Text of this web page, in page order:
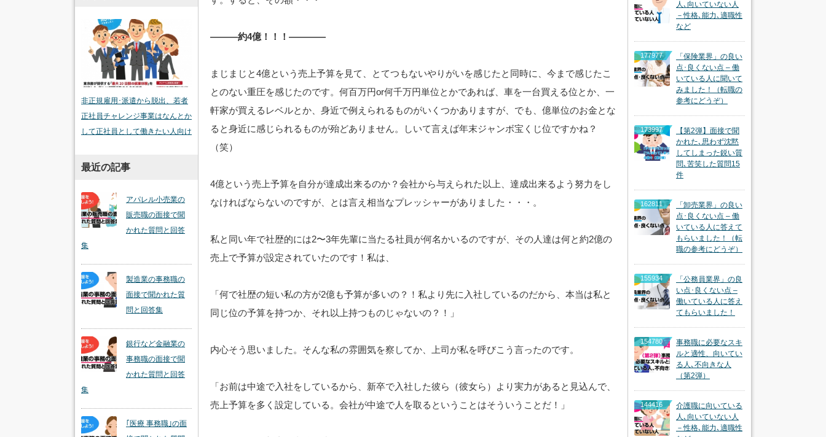
―――約4億！！！――――
まじまじと4億という売上予算を見て、とてつもないやりがいを感じたと同時に、今まで感じたこ
とのない重圧を感じたのです。何百万円or何千万円単位とかであれば、車を一台買える位とか、一
軒家が買えるレベルとか、身近で例えられるものがいくつかありますが、でも、億単位のお金とな
ると身近に感じられるものが殆どありません。しいて言えば年末ジャンボ宝くじ位ですかね？
（笑）
4億という売上予算を自分が達成出来るのか？会社から与えられた以上、達成出来るよう努力をし
なければならないのですが、とは言え相当なプレッシャーがありました・・・。
私と同い年で社歴的には2〜3年先輩に当たる社員が何名かいるのですが、その人達は何と約2億の
売上で予算が設定されていたのです！私は、
「何で社歴の短い私の方が2億も予算が多いの？！私より先に入社しているのだから、本当は私と
同じ位の予算を持つか、それ以上持つものじゃないの？！」
内心そう思いました。そんな私の雰囲気を察してか、上司が私を呼びこう言ったのです。
「お前は中途で入社をしているから、新卒で入社した彼ら（彼女ら）より実力があると見込んで、
売上予算を多く設定している。会社が中途で人を取るということはそういうことだ！」
非正規雇用･派遣から脱出、若者
正社員チャレンジ事業はなんとか
して正社員として働きたい人向け
最近の記事
アパレル小売業の
販売職の面接で聞
かれた質問と回答
集
製造業の事務職の
面接で聞かれた質
問と回答集
銀行など金融業の
事務職の面接で聞
かれた質問と回答
集
｢医療 事務職｣の面
人､向いていない人
－性格､能力､適職性
など
177977
「保険業界」の良い
点･良くない点 – 働
いている人に聞いて
みました！（転職の
参考にどうぞ）
173997
【第2弾】面接で聞
かれた､思わず沈黙
してしまった鋭い質
問､苦笑した質問15
件
162811
「卸売業界」の良い
点･良くない点 – 働
いている人に答えて
もらいました！（転
職の参考にどうぞ）
155934
「公務員業界」の良
い点･良くない点 –
働いている人に答え
てもらいました！
154780
事務職に必要なスキ
ルと適性、向いてい
る人､不向きな人
（第2弾）
144416
介護職に向いている
人､向いていない人
－性格､能力､適職性